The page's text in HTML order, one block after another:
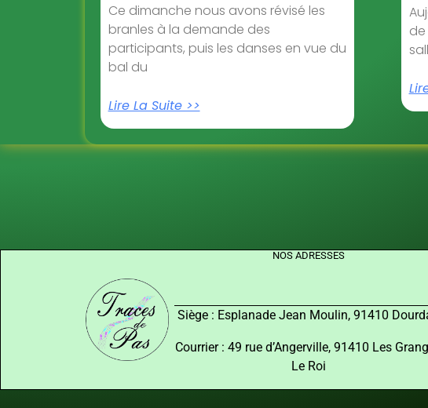
Ce dimanche nous avons révisé les
branles à la demande des
participants, puis les danses en vue du
bal du
Lire La Suite >>
NOS ADRESSES
Siège : Esplanade Jean Moulin, 91410
Courrier : 49 rue d’Angerville, 91410 Les
Le Roi